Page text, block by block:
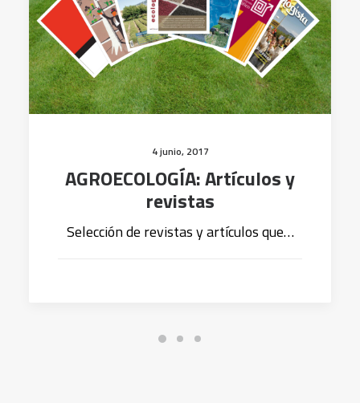
4 junio, 2017
AGROECOLOGÍA: Artículos y
revistas
Selección de revistas y artículos que…